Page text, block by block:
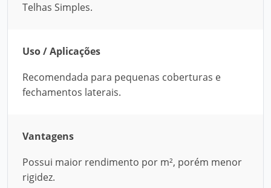
Telhas Simples.
Uso / Aplicações
Recomendada para pequenas coberturas e
fechamentos laterais.
Vantagens
Possui maior rendimento por m², porém menor
rigidez.